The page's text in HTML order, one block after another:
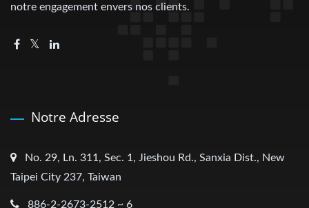
notre engagement envers nos clients.
Notre Adresse
No. 29, Ln. 311, Sec. 1, Jieshou Rd., Sanxia Dist., New
Taipei City 237, Taiwan
886-2-2673-2512 ~ 6